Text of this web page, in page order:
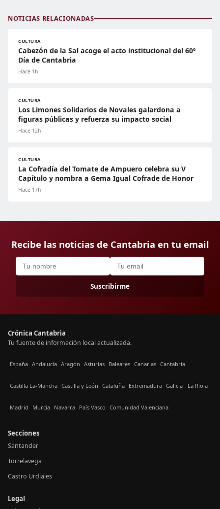
NOTICIAS RELACIONADAS
CULTURA
Cabezón de la Sal acoge el acto institucional del 60º
Día de Cantabria
Hace 1h
CULTURA
Los Limones Solidarios de Novales galardona a
figuras públicas y refuerza su impacto social
Hace 12h
CULTURA
La Cofradía del Tomate de Ampuero celebra su V
Capítulo y nombra a Gema Igual Cofrade de Honor
Hace 17h
Recibe las noticias de Cantabria en tu email
Suscribirme
Crónica Cantabria
Tu fuente de información local actualizada.
España Andalucía Aragón Asturias Baleares Canarias Cantabria
Castilla La-Mancha Castilla y León Cataluña Extremadura Galicia La Rioja
Madrid Murcia Navarra País Vasco Comunidad Valenciana
Secciones
Santander
Torrelavega
Castro Urdiales
Legal